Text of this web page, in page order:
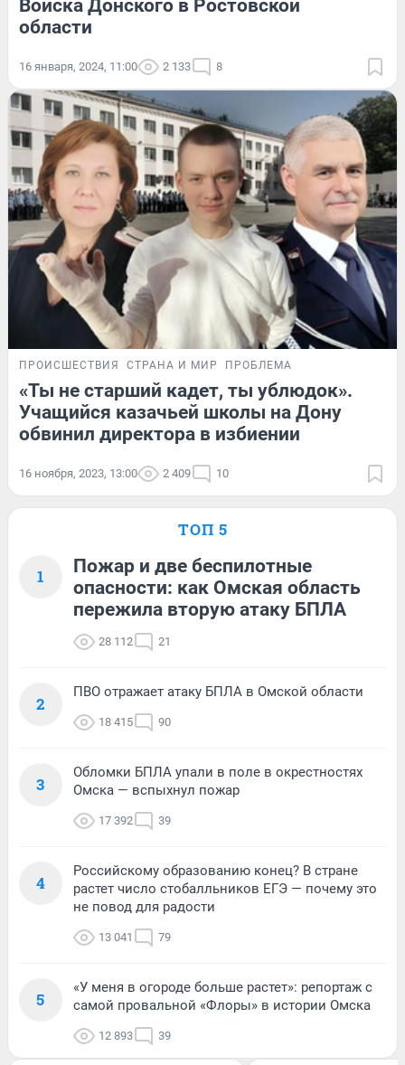
Войска Донского в Ростовской
области
16 января, 2024, 11:00 2 133 8
ПРОИСШЕСТВИЯ СТРАНА И МИР ПРОБЛЕМА
«Ты не старший кадет, ты ублюдок».
Учащийся казачьей школы на Дону
обвинил директора в избиении
16 ноября, 2023, 13:00 2 409 10
ТОП 5
1
Пожар и две беспилотные
опасности: как Омская область
пережила вторую атаку БПЛА
28 112 21
2
ПВО отражает атаку БПЛА в Омской области
18 415 90
3
Обломки БПЛА упали в поле в окрестностях
Омска — вспыхнул пожар
17 392 39
4
Российскому образованию конец? В стране
растет число стобалльников ЕГЭ — почему это
не повод для радости
13 041 79
5
«У меня в огороде больше растет»: репортаж с
самой провальной «Флоры» в истории Омска
12 893 39